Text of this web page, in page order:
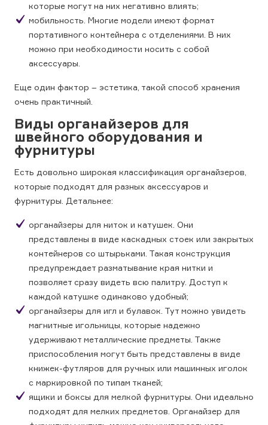
которые могут на них негативно влиять;
мобильность. Многие модели имеют формат
портативного контейнера с отделениями. В них
можно при необходимости носить с собой
аксессуары.
Еще один фактор – эстетика, такой способ хранения
очень практичный.
Виды органайзеров для
швейного оборудования и
фурнитуры
Есть довольно широкая классификация органайзеров,
которые подходят для разных аксессуаров и
фурнитуры. Детальнее:
органайзеры для ниток и катушек. Они
представлены в виде каскадных стоек или закрытых
контейнеров со штырьками. Такая конструкция
предупреждает разматывание края нитки и
позволяет сразу видеть всю палитру. Доступ к
каждой катушке одинаково удобный;
органайзеры для игл и булавок. Тут можно увидеть
магнитные игольницы, которые надежно
удерживают металлические предметы. Также
приспособления могут быть представлены в виде
книжек-футляров для ручных или машинных иголок
с маркировкой по типам тканей;
ящики и боксы для мелкой фурнитуры. Они идеально
подходят для мелких предметов. Органайзер для